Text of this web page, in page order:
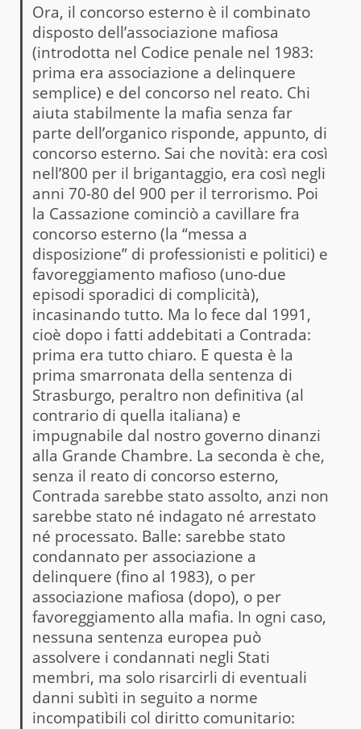
Ora, il concorso esterno è il combinato
disposto dell’associazione mafiosa
(introdotta nel Codice penale nel 1983:
prima era associazione a delinquere
semplice) e del concorso nel reato. Chi
aiuta stabilmente la mafia senza far
parte dell’organico risponde, appunto, di
concorso esterno. Sai che novità: era così
nell’800 per il brigantaggio, era così negli
anni 70-80 del 900 per il terrorismo. Poi
la Cassazione cominciò a cavillare fra
concorso esterno (la “messa a
disposizione” di professionisti e politici) e
favoreggiamento mafioso (uno-due
episodi sporadici di complicità),
incasinando tutto. Ma lo fece dal 1991,
cioè dopo i fatti addebitati a Contrada:
prima era tutto chiaro. E questa è la
prima smarronata della sentenza di
Strasburgo, peraltro non definitiva (al
contrario di quella italiana) e
impugnabile dal nostro governo dinanzi
alla Grande Chambre. La seconda è che,
senza il reato di concorso esterno,
Contrada sarebbe stato assolto, anzi non
sarebbe stato né indagato né arrestato
né processato. Balle: sarebbe stato
condannato per associazione a
delinquere (fino al 1983), o per
associazione mafiosa (dopo), o per
favoreggiamento alla mafia. In ogni caso,
nessuna sentenza europea può
assolvere i condannati negli Stati
membri, ma solo risarcirli di eventuali
danni subìti in seguito a norme
incompatibili col diritto comunitario: